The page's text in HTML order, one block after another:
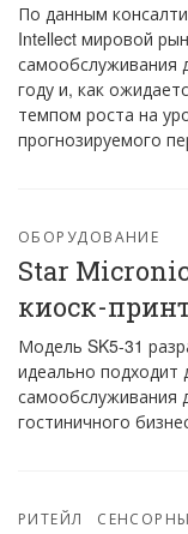
По данным
Intellect мировой
самообслуживания
году и, как
темпом роста на
прогнозируемого
ОБОРУДОВАНИЕ
Star
киоск-
Модель SK5-31
идеально подходит
самообслуживания
гостиничного
РИТЕЙЛ